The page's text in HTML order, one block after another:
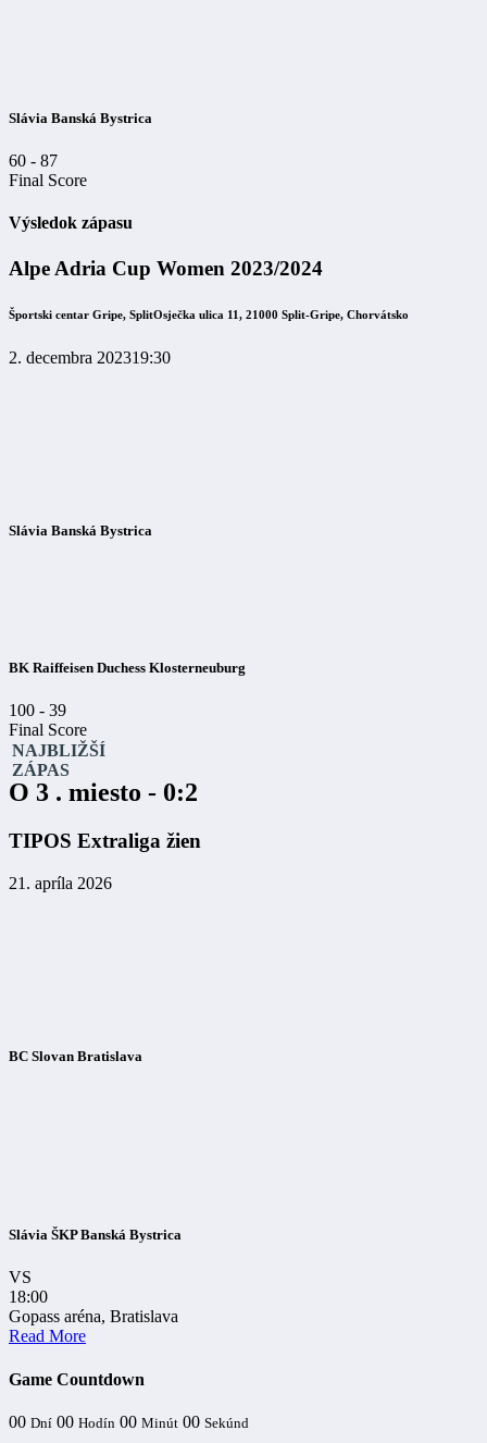
Slávia Banská Bystrica
60 - 87
Final Score
Výsledok zápasu
Alpe Adria Cup Women 2023/2024
Športski centar Gripe, SplitOsječka ulica 11, 21000 Split-Gripe, Chorvátsko
2. decembra 202319:30
Slávia Banská Bystrica
BK Raiffeisen Duchess Klosterneuburg
100 - 39
Final Score
NAJBLIŽŠÍ
ZÁPAS
O 3 . miesto - 0:2
TIPOS Extraliga žien
21. apríla 2026
BC Slovan Bratislava
Slávia ŠKP Banská Bystrica
VS
18:00
Gopass aréna, Bratislava
Read More
Game Countdown
00 Dní 00 Hodín 00 Minút 00 Sekúnd